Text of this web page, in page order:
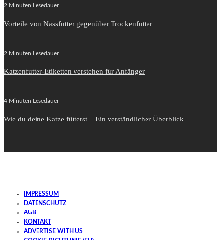
2 Minuten Lesedauer
Vorteile von Nassfutter gegenüber Trockenfutter
2 Minuten Lesedauer
Katzenfutter-Etiketten verstehen für Anfänger
4 Minuten Lesedauer
Wie du deine Katze fütterst – Ein verständlicher Überblick
IMPRESSUM
DATENSCHUTZ
AGB
KONTAKT
ADVERTISE WITH US